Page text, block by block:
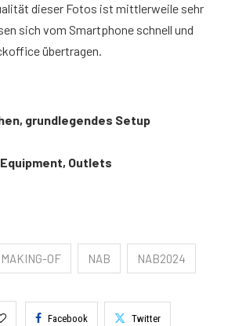
dieser Fotos ist mittlerweile sehr
sich vom Smartphone schnell und
übertragen.
grundlegendes Setup
Outlets
MAKING-OF NAB NAB2024
Facebook Twitter